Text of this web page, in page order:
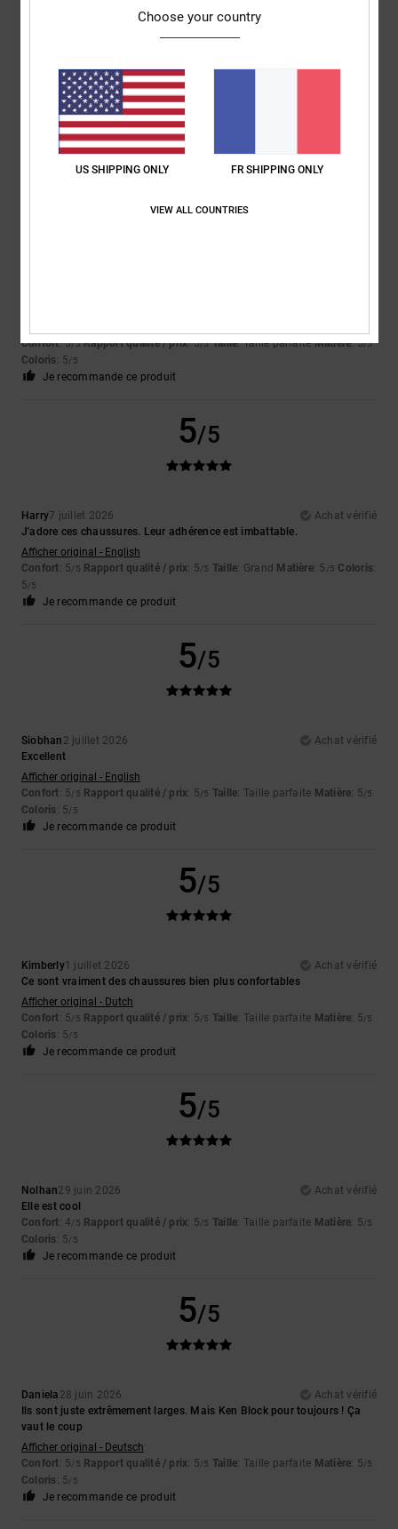
C'était exactement ce que mon fils voulait
Afficher original - English
Confort: 5/5 Rapport qualité / prix
: 5/5
Je recommande ce produit
5/5
Confort: 5/5 Rapport qualité / prix: 5/5 Taille: Taille parfaiteMatière: 5/5
Coloris: 5/5
Je recommande ce produit
5/5
Harry7 juillet 2026
Achat vérifié
J'adore ces chaussures. Leur adhérence est imbattable.
Afficher original - English
Confort: 5/5 Rapport qualité / prix: 5/5 Taille: Grand Matière: 5 /5 Coloris:
5/5
Je recommande ce produit
5/5
Siobhan 2 juillet 2026
Achat vérifié
Excellent
Afficher original - English
Confort: 5/5 Rapport qualité / prix: 5/5 Taille: Taille parfaite Matière: 5/5
Coloris: 5/5
Je recommande ce produit
5/5
Kimberly1 juillet 2026
Achat vérifié
Ce sont vraiment des chaussures bien plus confortables
Afficher original - Dutch
Confort: 5/5 Rapport qualité / prix: 5/5 Taille: Taille parfaite Matière: 5/5
Coloris: 5/5
Je recommande ce produit
5/5
Nolhan29 juin 2026
Achat vérifié
Elle est cool
Confort: 4/5 Rapport qualité / prix: 5/5 Taille: Taille parfaite Matière: 5/5
Coloris: 5/5
Je recommande ce produit
5/5
Daniela 28 juin 2026
Achat vérifié
Ils sont juste extrêmement larges. Mais Ken Block pour toujours ! Ça
vaut le coup
Afficher original - Deutsch
Confort: 5/5 Rapport qualité / prix: 5/5 Taille: Taille parfaite Matière: 5/5
Coloris: 5/5
Je recommande ce produit
Choose your country
US SHIPPING ONLY FR SHIPPING ONLY
VIEW ALL COUNTRIES